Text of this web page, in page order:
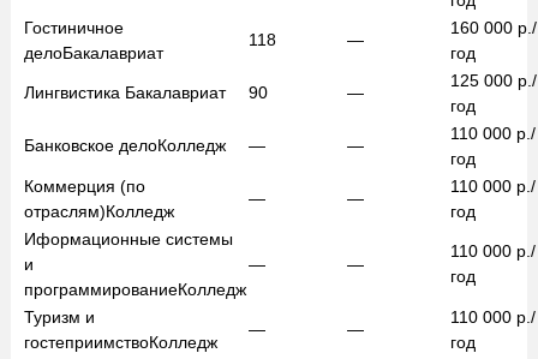
Гостиничное
делоБакалавриат
118 —
160 000 р./
год
Лингвистика Бакалавриат 90 —
125 000 р./
год
Банковское делоКолледж — —
110 000 р./
год
Коммерция (по
отраслям)Колледж
— —
110 000 р./
год
Иформационные системы
и
программированиеКолледж
— —
110 000 р./
год
Туризм и
гостеприимствоКолледж
— —
110 000 р./
год